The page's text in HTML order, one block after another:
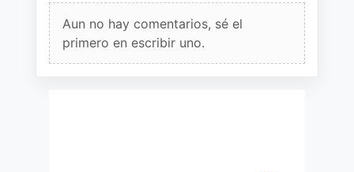
Aun no hay comentarios, sé el
primero en escribir uno.